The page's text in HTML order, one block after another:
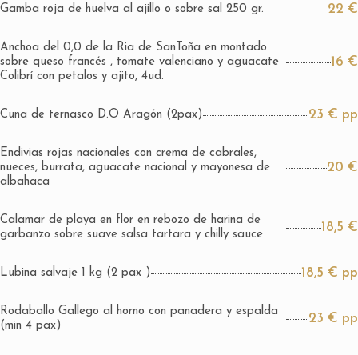
Gamba roja de huelva al ajillo o sobre sal 250 gr. 22 €
Anchoa del 0,0 de la Ria de SanToña en montado
sobre queso francés , tomate valenciano y aguacate
Colibrí con petalos y ajito, 4ud.
16 €
Cuna de ternasco D.O Aragón (2pax) 23 € pp
Endivias rojas nacionales con crema de cabrales,
nueces, burrata, aguacate nacional y mayonesa de
albahaca
20 €
Calamar de playa en flor en rebozo de harina de
garbanzo sobre suave salsa tartara y chilly sauce
18,5 €
Lubina salvaje 1 kg (2 pax ) 18,5 € pp
Rodaballo Gallego al horno con panadera y espalda
(min 4 pax)
23 € pp